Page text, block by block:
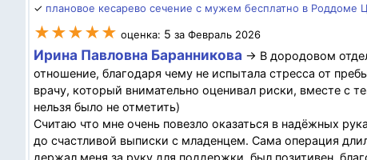
✓ плановое кесарево сечение с мужем бесплатно в Роддоме
★★★★★ оценка: 5 за Февраль 2026
Ирина Павловна Баранникова → В дородовом
отношение, благодаря чему не испытала стресса от
врачу, который внимательно оценивал риски, вместе с
нельзя было не отметить)
Считаю что мне очень повезло оказаться в надёжных
до счастливой выписки с младенцем. Сама операция
держал меня за руку для поддержки, был позитивен,